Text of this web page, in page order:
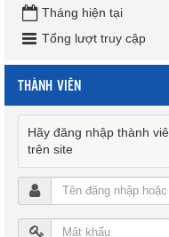
Tháng hiện tại
Tổng lượt truy cập
THÀNH VIÊN
Hãy đăng nhập thành
trên site